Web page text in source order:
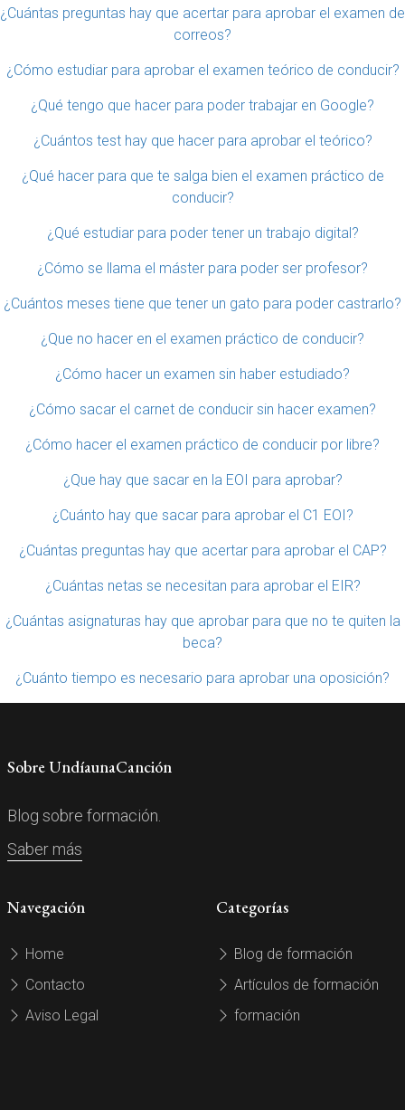
¿Cuántas preguntas hay que acertar para aprobar el examen de
correos?
¿Cómo estudiar para aprobar el examen teórico de conducir?
¿Qué tengo que hacer para poder trabajar en Google?
¿Cuántos test hay que hacer para aprobar el teórico?
¿Qué hacer para que te salga bien el examen práctico de
conducir?
¿Qué estudiar para poder tener un trabajo digital?
¿Cómo se llama el máster para poder ser profesor?
¿Cuántos meses tiene que tener un gato para poder castrarlo?
¿Que no hacer en el examen práctico de conducir?
¿Cómo hacer un examen sin haber estudiado?
¿Cómo sacar el carnet de conducir sin hacer examen?
¿Cómo hacer el examen práctico de conducir por libre?
¿Que hay que sacar en la EOI para aprobar?
¿Cuánto hay que sacar para aprobar el C1 EOI?
¿Cuántas preguntas hay que acertar para aprobar el CAP?
¿Cuántas netas se necesitan para aprobar el EIR?
¿Cuántas asignaturas hay que aprobar para que no te quiten la
beca?
¿Cuánto tiempo es necesario para aprobar una oposición?
Sobre UndíaunaCanción
Blog sobre formación.
Saber más
Navegación
Home
Contacto
Aviso Legal
Categorías
Blog de formación
Artículos de formación
formación